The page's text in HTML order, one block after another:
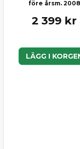
före årsm. 2008
2 399 kr
LÄGG I